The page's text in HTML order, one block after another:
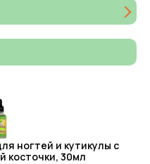
ногтей и кутикулы с
косточки, 30мл